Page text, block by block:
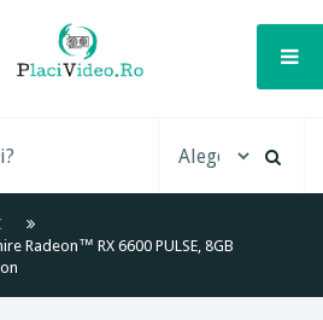
Radeon™ RX 6600 PULSE, 8GB